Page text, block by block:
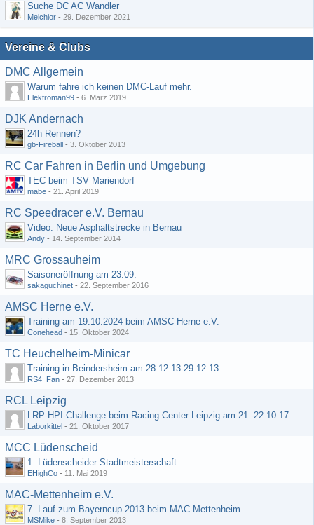
Suche DC AC Wandler
Melchior - 29. Dezember 2021
Vereine & Clubs
DMC Allgemein
Warum fahre ich keinen DMC-Lauf mehr.
Elektroman99 - 6. März 2019
DJK Andernach
24h Rennen?
gb-Fireball - 3. Oktober 2013
RC Car Fahren in Berlin und Umgebung
TEC beim TSV Mariendorf
mabe - 21. April 2019
RC Speedracer e.V. Bernau
Video: Neue Asphaltstrecke in Bernau
Andy - 14. September 2014
MRC Grossauheim
Saisoneröffnung am 23.09.
sakaguchinet - 22. September 2016
AMSC Herne e.V.
Training am 19.10.2024 beim AMSC Herne e.V.
Conehead - 15. Oktober 2024
TC Heuchelheim-Minicar
Training in Beindersheim am 28.12.13-29.12.13
RS4_Fan - 27. Dezember 2013
RCL Leipzig
LRP-HPI-Challenge beim Racing Center Leipzig am 21.-22.10.17
Laborkittel - 21. Oktober 2017
MCC Lüdenscheid
1. Lüdenscheider Stadtmeisterschaft
EHighCo - 11. Mai 2019
MAC-Mettenheim e.V.
7. Lauf zum Bayerncup 2013 beim MAC-Mettenheim
MSMike - 8. September 2013